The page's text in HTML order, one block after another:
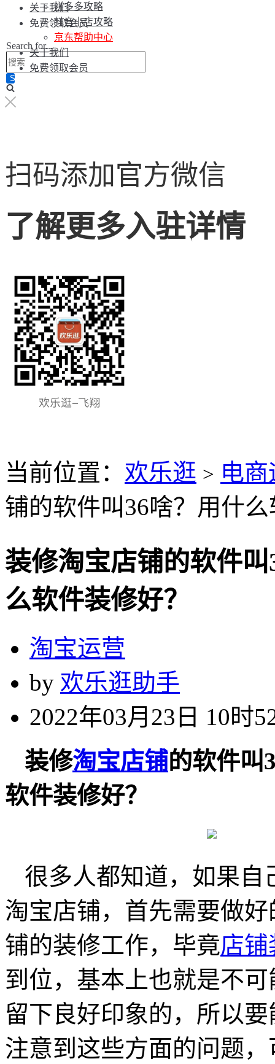
关于我们
免费领取会员
Search for...
拼多多攻略
抖音小店攻略
京东帮助中心
关于我们
免费领取会员
扫码添加官方微信
了解更多入驻详情
当前位置： 欢乐逛 > 电
铺的软件叫36啥？用什
装修淘宝店铺的软件
么软件装修好？
淘宝运营
by 欢乐逛助手
2022年03月23日 10时
装修淘宝店铺的软件叫
软件装修好？
很多人都知道，如果自
淘宝店铺，首先需要做
铺的装修工作，毕竟店铺
到位，基本上也就是不
留下良好印象的，所以
注意到这些方面的问题